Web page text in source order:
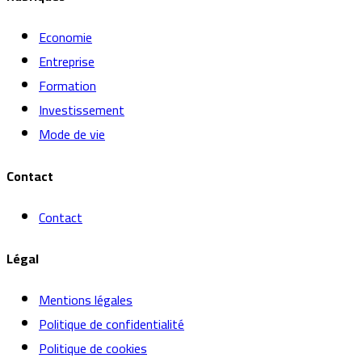
Economie
Entreprise
Formation
Investissement
Mode de vie
Contact
Contact
Légal
Mentions légales
Politique de confidentialité
Politique de cookies